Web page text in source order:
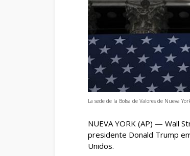
La sede de la Bolsa de Valores de Nueva
NUEVA YORK (AP) — Wall
presidente Donald Trump
Unidos.